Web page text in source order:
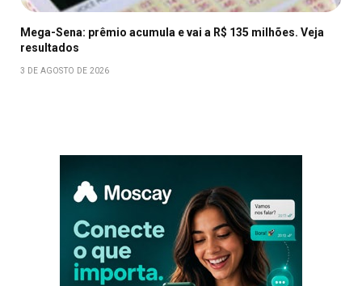
Mega-Sena: prêmio acumula e vai a R$ 135 milhões. Veja
resultados
3 DE AGOSTO DE 2026